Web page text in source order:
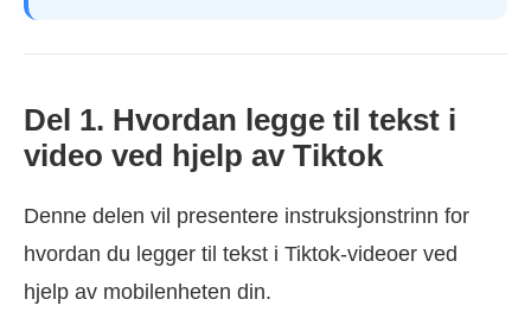
Del 1. Hvordan legge til tekst i
video ved hjelp av Tiktok
Denne delen vil presentere instruksjonstrinn for
hvordan du legger til tekst i Tiktok-videoer ved
hjelp av mobilenheten din.